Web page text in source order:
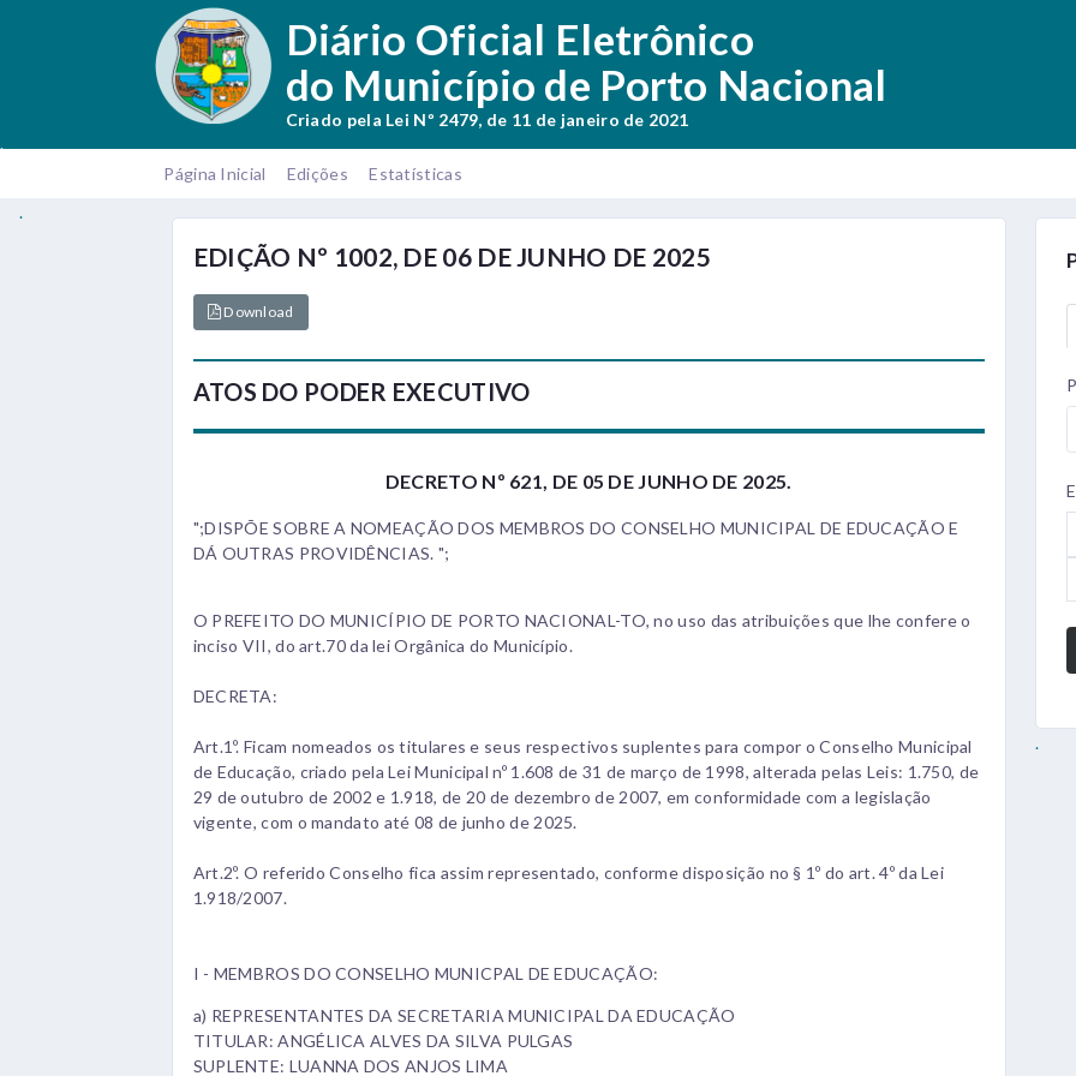
Diário Oficial Eletrônico
do Município de Porto Nacional
Criado pela Lei Nº 2479, de 11 de janeiro de 2021
.
Página Inicial
Edições Estatísticas
.
EDIÇÃO Nº 1002, DE 06 DE JUNHO DE 2025
Download
ATOS DO PODER EXECUTIVO
DECRETO Nº 621, DE 05 DE JUNHO DE 2025.
";DISPÕE SOBRE A NOMEAÇÃO DOS MEMBROS DO CONSELHO MUNICIPAL DE EDUCAÇÃO E
DÁ OUTRAS PROVIDÊNCIAS. ";
O PREFEITO DO MUNICÍPIO DE PORTO NACIONAL-TO, no uso das atribuições que lhe confere o
inciso VII, do art.70 da lei Orgânica do Município.
DECRETA:
Art.1º. Ficam nomeados os titulares e seus respectivos suplentes para compor o Conselho Municipal
de Educação, criado pela Lei Municipal nº 1.608 de 31 de março de 1998, alterada pelas Leis: 1.750, de
29 de outubro de 2002 e 1.918, de 20 de dezembro de 2007, em conformidade com a legislação
vigente, com o mandato até 08 de junho de 2025.
Art.2º. O referido Conselho fica assim representado, conforme disposição no § 1º do art. 4º da Lei
1.918/2007.
I - MEMBROS DO CONSELHO MUNICPAL DE EDUCAÇÃO:
a) REPRESENTANTES DA SECRETARIA MUNICIPAL DA EDUCAÇÃO
TITULAR: ANGÉLICA ALVES DA SILVA PULGAS
SUPLENTE: LUANNA DOS ANJOS LIMA
.